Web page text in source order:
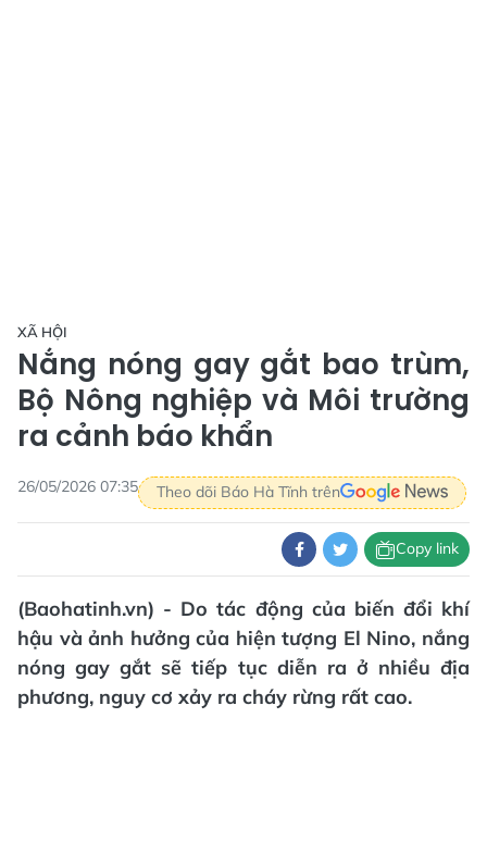
XÃ HỘI
Nắng nóng gay gắt bao trùm,
Bộ Nông nghiệp và Môi trường
ra cảnh báo khẩn
26/05/2026 07:35 Theo dõi Báo Hà Tĩnh trên
Copy link
(Baohatinh.vn) - Do tác động của biến đổi khí
hậu và ảnh hưởng của hiện tượng El Nino, nắng
nóng gay gắt sẽ tiếp tục diễn ra ở nhiều địa
phương, nguy cơ xảy ra cháy rừng rất cao.